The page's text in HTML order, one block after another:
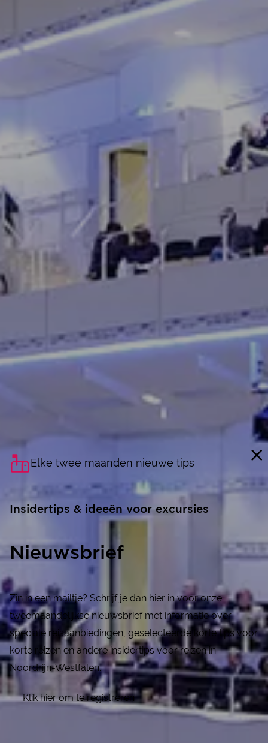
Elke twee maanden nieuwe tips
Insidertips & ideeën voor excursies
Nieuwsbrief
Zin in een mailtje? Schrijf je dan hier in voor onze
tweemaandelijkse nieuwsbrief met informatie over
speciale reisaanbiedingen, geselecteerde korte tips voor
korte reizen en andere insidertips voor reizen in
Noordrijn-Westfalen.
Klik hier om te registreren